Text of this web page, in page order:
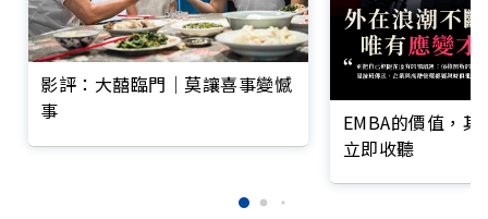
影評：大囍臨門│莫讓喜事變憾
事
EMBA的價值，
立即收聽